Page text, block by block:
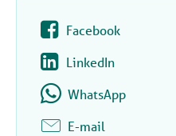
Facebook
LinkedIn
WhatsApp
E-mail